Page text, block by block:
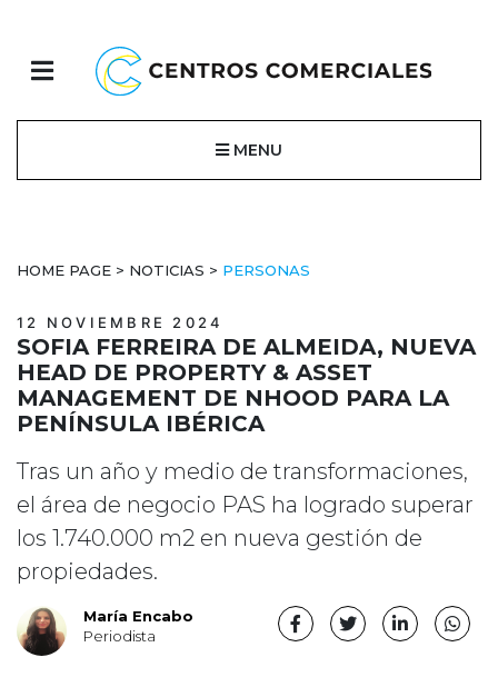
MENU
HOME PAGE > NOTICIAS > PERSONAS
12 NOVIEMBRE 2024
SOFIA FERREIRA DE ALMEIDA, NUEVA
HEAD DE PROPERTY & ASSET
MANAGEMENT DE NHOOD PARA LA
PENÍNSULA IBÉRICA
Tras un año y medio de transformaciones,
el área de negocio PAS ha logrado superar
los 1.740.000 m2 en nueva gestión de
propiedades.
María Encabo
Periodista